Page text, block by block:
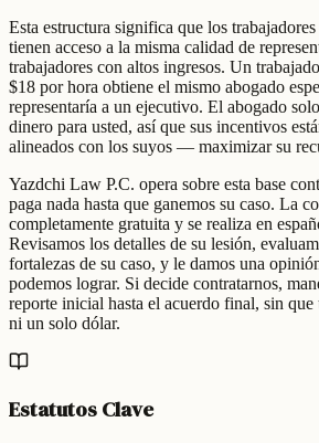
Esta estructura significa que los
tienen acceso a la misma calidad de
trabajadores con altos ingresos. Un
$18 por hora obtiene el mismo abogado
representaría a un ejecutivo. El abogado
dinero para usted, así que sus incentivos
alineados con los suyos — maximizar su
Yazdchi Law P.C. opera sobre esta base
paga nada hasta que ganemos su caso. La
completamente gratuita y se realiza en
Revisamos los detalles de su lesión,
fortalezas de su caso, y le damos una
podemos lograr. Si decide contratarnos,
reporte inicial hasta el acuerdo final, sin que
ni un solo dólar.
Estatutos Clave